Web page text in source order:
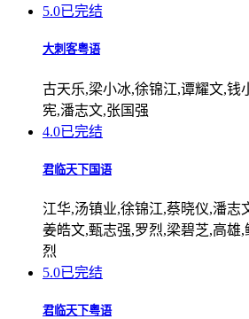
5.0已完结
大刺客粤语
古天乐,梁小冰,徐锦江,谭耀文,钱
宪,潘志文,张国强
4.0已完结
君临天下国语
江华,汤镇业,徐锦江,蔡晓仪,潘志
姜皓文,甄志强,罗烈,梁碧芝,高雄
烈
5.0已完结
君临天下粤语